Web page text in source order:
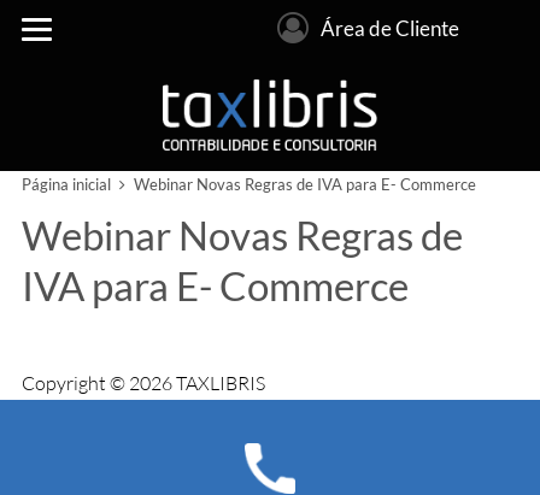
Área de Cliente
Página inicial Webinar Novas Regras de IVA para E- Commerce
Webinar Novas Regras de
IVA para E- Commerce
Copyright © 2026 TAXLIBRIS